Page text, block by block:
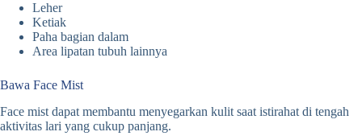
Leher
Ketiak
Paha bagian dalam
Area lipatan tubuh lainnya
Bawa Face Mist
Face mist dapat membantu menyegarkan kulit saat istirahat di tengah
aktivitas lari yang cukup panjang.